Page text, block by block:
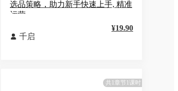
选品策略，助力新手快速上手, 精准
运营
 千启
¥19.90
共1章节1课时